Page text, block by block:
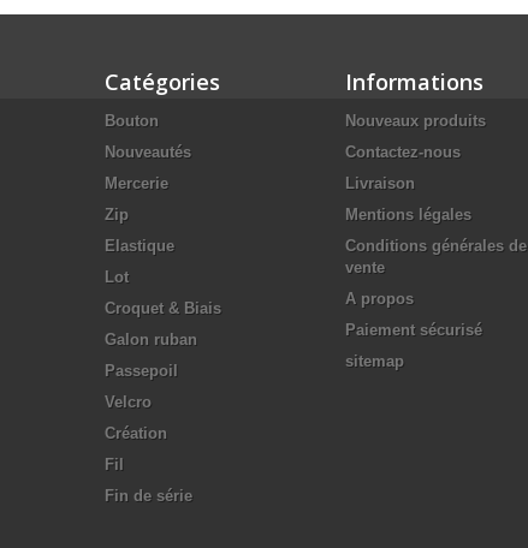
Catégories
Bouton
Nouveautés
Mercerie
Zip
Elastique
Lot
Croquet & Biais
Galon ruban
Passepoil
Velcro
Création
Fil
Fin de série
Informations
Nouveaux produits
Contactez-nous
Livraison
Mentions légales
Conditions générales de
vente
A propos
Paiement sécurisé
sitemap